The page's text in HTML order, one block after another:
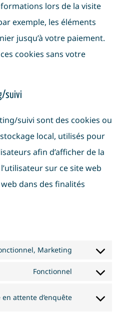
lors de la visite
exemple, les éléments
jusqu’à votre paiement.
cookies sans votre
suivi
suivi sont des cookies ou
local, utilisés pour
afin d’afficher de la
sur ce site web
dans des finalités
Marketing
Consent
Fonctionnel
Consent
en attente d’enquête
Consent